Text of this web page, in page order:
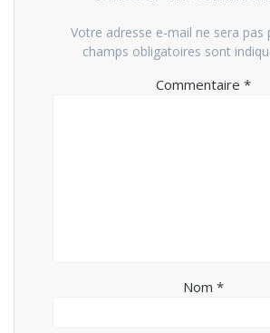
Votre adresse e-mail ne sera pas
champs obligatoires sont
Commentaire *
Nom *